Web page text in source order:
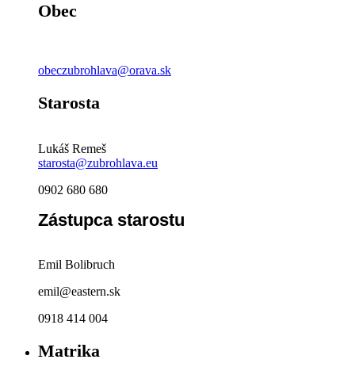
Obec
obeczubrohlava@orava.sk
Starosta
Lukáš Remeš
starosta@zubrohlava.eu
0902 680 680
Zástupca starostu
Emil Bolibruch
emil@eastern.sk
0918 414 004
Matrika